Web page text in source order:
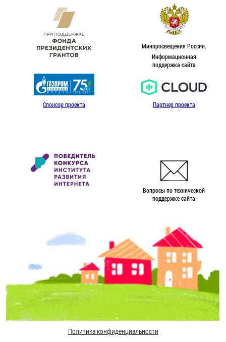
Минпросвещения России.
Информационная
поддержка сайта
Спонсор проекта Партнер проекта
Вопросы по технической
поддержке сайта
Политика конфиденциальности